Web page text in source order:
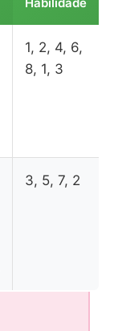
1, 2, 4, 6,
8, 1, 3
3, 5, 7, 2